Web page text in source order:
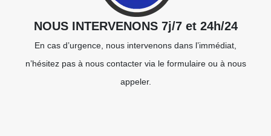
NOUS INTERVENONS 7j/7 et 24h/24
En cas d’urgence, nous intervenons dans l’immédiat,
n’hésitez pas à nous contacter via le formulaire ou à nous
appeler.